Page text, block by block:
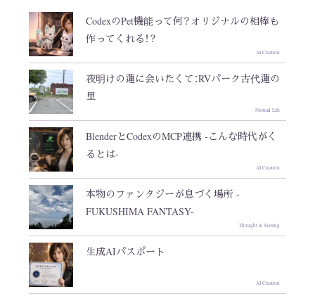
CodexのPet機能って何？オリジナルの相棒も
作ってくれる！？
AI Creation
夜明けの蓮に会いたくて：RVパーク古代蓮の
里
Nomad Life
BlenderとCodexのMCP連携 -こんな時代がく
るとは-
AI Creation
本物のファンタジーが息づく場所 -
FUKUSHIMA FANTASY-
Thought & Feeling
生成AIパスポート
AI Creation